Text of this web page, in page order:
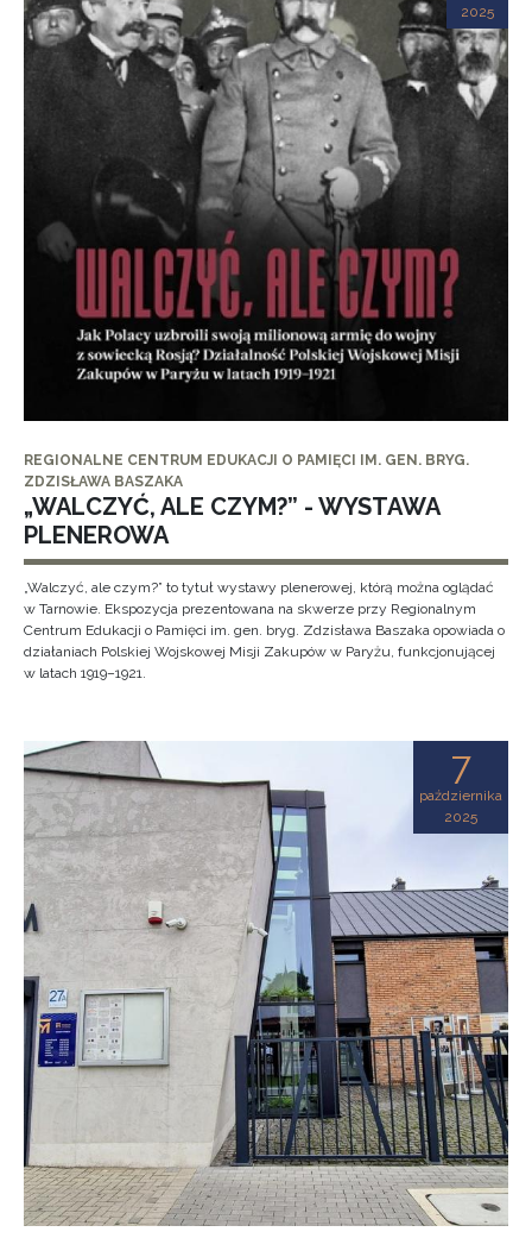
2025
REGIONALNE CENTRUM EDUKACJI O PAMIĘCI IM. GEN. BRYG.
ZDZISŁAWA BASZAKA
„WALCZYĆ, ALE CZYM?” - WYSTAWA
PLENEROWA
„Walczyć, ale czym?” to tytuł wystawy plenerowej, którą można oglądać
w Tarnowie. Ekspozycja prezentowana na skwerze przy Regionalnym
Centrum Edukacji o Pamięci im. gen. bryg. Zdzisława Baszaka opowiada o
działaniach Polskiej Wojskowej Misji Zakupów w Paryżu, funkcjonującej
w latach 1919–1921.
7
października
2025